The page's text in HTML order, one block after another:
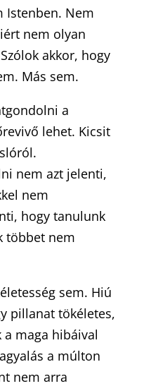
Istenben. Nem
nem olyan
akkor, hogy
Más sem.
a
lehet. Kicsit
nem azt jelenti,
nem
hogy tanulunk
többet nem
sem. Hiú
pillanat tökéletes,
maga hibáival
a múlton
nem arra